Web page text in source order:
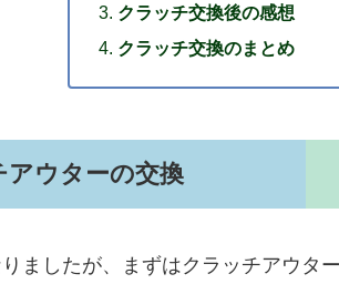
クラッチ交換後の感想
クラッチ交換のまとめ
アウターの交換
ましたが、まずはクラッチアウタ